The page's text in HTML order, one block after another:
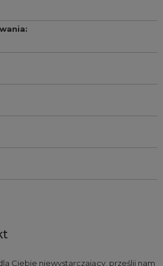
:
Ciebie niewystarczający, prześlij nam